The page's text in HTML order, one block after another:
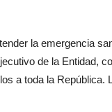
la emergencia
de la Entidad,
a toda la República.